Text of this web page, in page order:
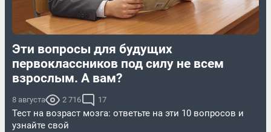
Эти вопросы для будущих
первоклассников под силу не всем
взрослым. А вам?
8 августа 2 716 17
Тест на возраст мозга: ответьте на эти 10 вопросов и
узнайте свой